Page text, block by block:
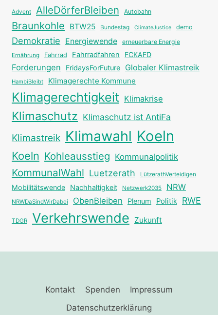
Advent AlleDörferBleiben Autobahn
Braunkohle BTW25 Bundestag ClimateJustice demo
Demokratie Energiewende erneuerbare Energie
Ernährung Fahrrad Fahrradfahren FCKAFD
Forderungen FridaysForFuture Globaler Klimastreik
HambiBleibt Klimagerechte Kommune
Klimagerechtigkeit Klimakrise
Klimaschutz Klimaschutz ist AntiFa
Klimastreik Klimawahl Koeln
Koeln Kohleausstieg Kommunalpolitik
KommunalWahl Luetzerath LützerathVerteidigen
Mobilitätswende Nachhaltigkeit Netzwerk2035 NRW
NRWDaSindWirDabei ObenBleiben Plenum Politik RWE
TDGR Verkehrswende Zukunft
Kontakt Spenden
Impressum
Datenschutzerklärung